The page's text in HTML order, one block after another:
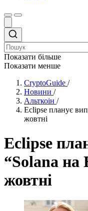
Показати більше
Показати менше
CryptoGuide /
Новини /
Альткоін /
Eclipse планує
жовтні
Eclipse
“Solana на
жовтні